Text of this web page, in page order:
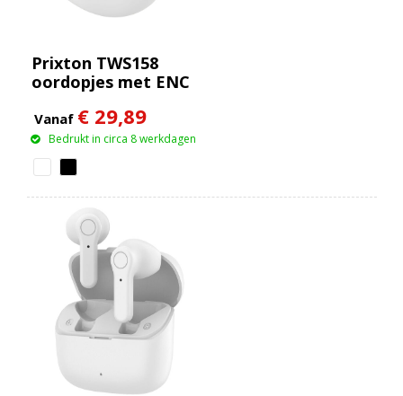
Prixton TWS158
oordopjes met ENC
Vanaf € 29,89
Bedrukt in circa 8 werkdagen